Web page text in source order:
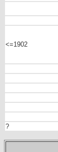
<=1902
?